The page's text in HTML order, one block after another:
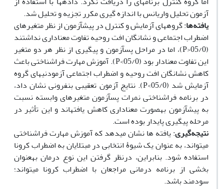
آزمون تحلیل واریانس با اندازه گیری مکرر تجزیه و تحلیل شد.
یافته‌ها: گروه‏های آزمایش و کنترل در پیش‏آزمون از نظر متغیر­های
اضطراب اجتماعی و نشانگان افت روحیه تفاوت معنا‏داری نداشتند
(05/0<P)، اما در مراحل‏ پس‏آزمون و پیگیری از نظر هر دو متغیر
این تفاوت معنادار بود (05/0>P). آموزش مهارت فراشناختی باعث
کاهش نشانگان افت روحیه و اضطراب اجتماعی آزمودنی‏های گروه
آزمایش شد (05/0>P). نتایج آزمون تعقیبی بن‏فرونی نشان داد،
در برنامه فراشناختی نمرات پس‏آزمون متغیرهای وابسته نسبت
به پیش‏آزمون به‏صورت معناداری کاهش یافته‏اند و این تأثیر در
مرحله پیگیری پایدار بوده است.
نتیجه‌گیری: یافته‏ ها نشان می‏دهد که آموزش مهارت فراشناختی
می‏تواند، به‏ عنوان یک شیوۀ انتخابی در مبتلایان به اضطراب کرونا
استفاده شود. بنابراین، درنظر گرفتن این نوع درمان به‏عنوان
بخشی از برنامه درمانی مراجعان با اضطراب کرونا می‏تواند؛
سودمند باشد.